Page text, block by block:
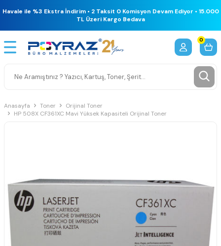
Havale ile %3 Ekstra İndirim • 2 Taksit 0 Komisyon Devam Ediyor • 15.000
TL Üzeri Kargo Bedava
0
Anasayfa Toner
Orijinal Toner
HP 508X CF361XC Mavi Yüksek Kapasiteli Orijinal Toner